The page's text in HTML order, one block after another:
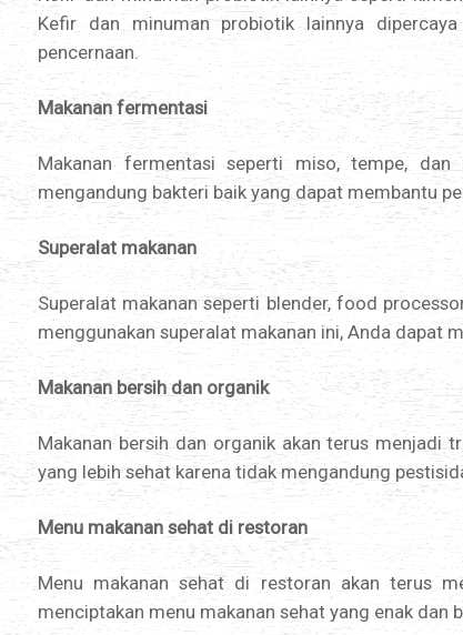
Kefir dan minuman probiotik lainnya
pencernaan.
Makanan fermentasi
Makanan fermentasi seperti miso, tempe,
mengandung bakteri baik yang dapat membantu
Superalat makanan
Superalat makanan seperti blender, food
menggunakan superalat makanan ini, Anda dapat
Makanan bersih dan organik
Makanan bersih dan organik akan terus menjadi
yang lebih sehat karena tidak mengandung
Menu makanan sehat di restoran
Menu makanan sehat di restoran akan terus
menciptakan menu makanan sehat yang enak dan